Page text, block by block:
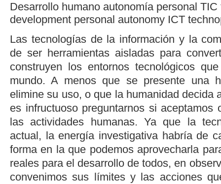
Desarrollo humano autonomía personal TIC
development personal autonomy ICT
Las tecnologías de la información y la
de ser herramientas aisladas para
construyen los entornos tecnológicos
mundo. A menos que se presente una
elimine su uso, o que la humanidad decida
es infructuoso preguntarnos si aceptamos
las actividades humanas. Ya que la
actual, la energía investigativa habría de
forma en la que podemos aprovecharla
reales para el desarrollo de todos, en
convenimos sus límites y las acciones